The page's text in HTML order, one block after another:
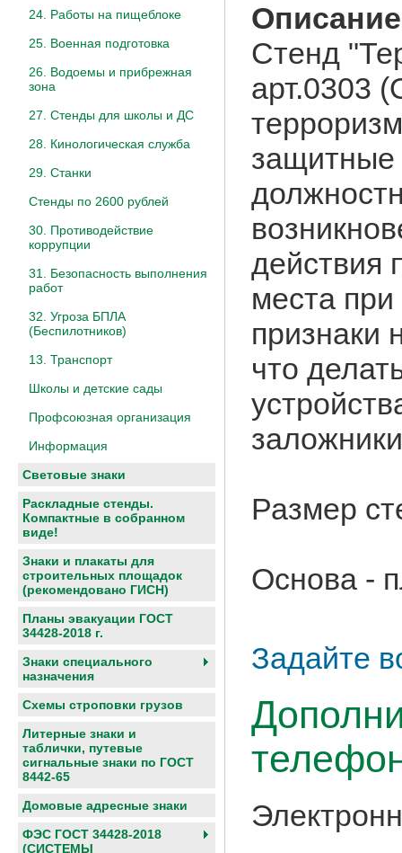
24. Работы на пищеблоке
25. Военная подготовка
26. Водоемы и прибрежная
зона
27. Стенды для школы и ДС
28. Кинологическая служба
29. Станки
Стенды по 2600 рублей
30. Противодействие
коррупции
31. Безопасность выполнения
работ
32. Угроза БПЛА
(Беспилотников)
13. Транспорт
Школы и детские сады
Профсоюзная организация
Информация
Световые знаки
Раскладные стенды.
Компактные в собранном
виде!
Знаки и плакаты для
строительных площадок
(рекомендовано ГИСН)
Планы эвакуации ГОСТ
34428-2018 г.
Знаки специального
назначения
Схемы строповки грузов
Литерные знаки и
таблички, путевые
сигнальные знаки по ГОСТ
8442-65
Домовые адресные знаки
ФЭС ГОСТ 34428-2018
(СИСТЕМЫ
Стенд
арт.0303
защитные
действия
места при
признаки
что
Размер
Основа -
Задайте